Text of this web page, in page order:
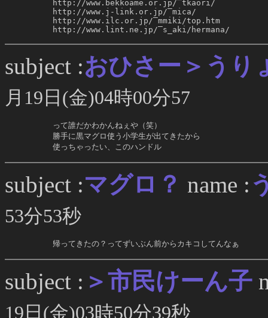
     http://www.bekkoame.or.jp/‾tkaori/
     http://www.j-link.or.jp/‾mica/
     http://www.ilc.or.jp/‾mmiki/top.htm
     http://www.lint.ne.jp/‾s_aki/hermana/
subject :おひさー＞うり
月19日(金)04時00分57
     って誰だかわかんねぇや（笑）
     勝手に黒マグロ使う小学生が出てきたから
     使っちゃったい、このハンドル
subject :マグロ？ name :
53分53秒
     帰ってきたの？ってずいぶん前からカキコしてんなぁ
subject : ＞市民けーん子
19日(金)03時50分39秒